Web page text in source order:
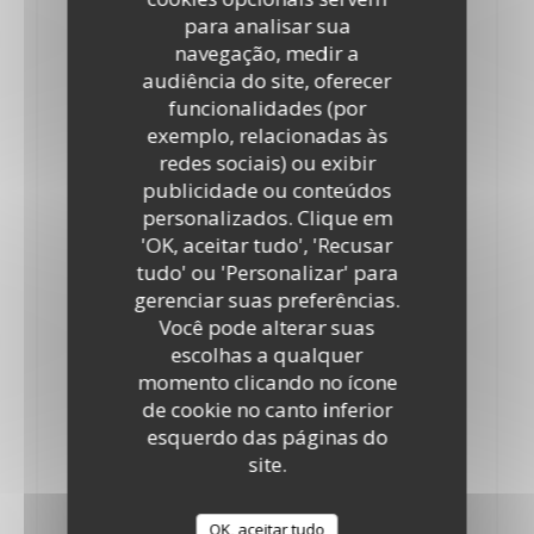
para analisar sua
navegação, medir a
audiência do site, oferecer
funcionalidades (por
exemplo, relacionadas às
redes sociais) ou exibir
publicidade ou conteúdos
personalizados. Clique em
'OK, aceitar tudo', 'Recusar
tudo' ou 'Personalizar' para
gerenciar suas preferências.
Você pode alterar suas
escolhas a qualquer
momento clicando no ícone
de cookie no canto inferior
esquerdo das páginas do
site.
OK, aceitar tudo
30,00 EUR
Bouteille
Ribera del Duero JOTA FLORES ROBLE
25,00 EUR
Bouteille
Rioja FLOR DE LUNA
4,60 EUR
Bilogia
3,80 EUR
Verre
14,80 EUR
Pichet 50.
Casa los Frailes
CASA LOS FRAILES
22,00 EUR
BILOGIA